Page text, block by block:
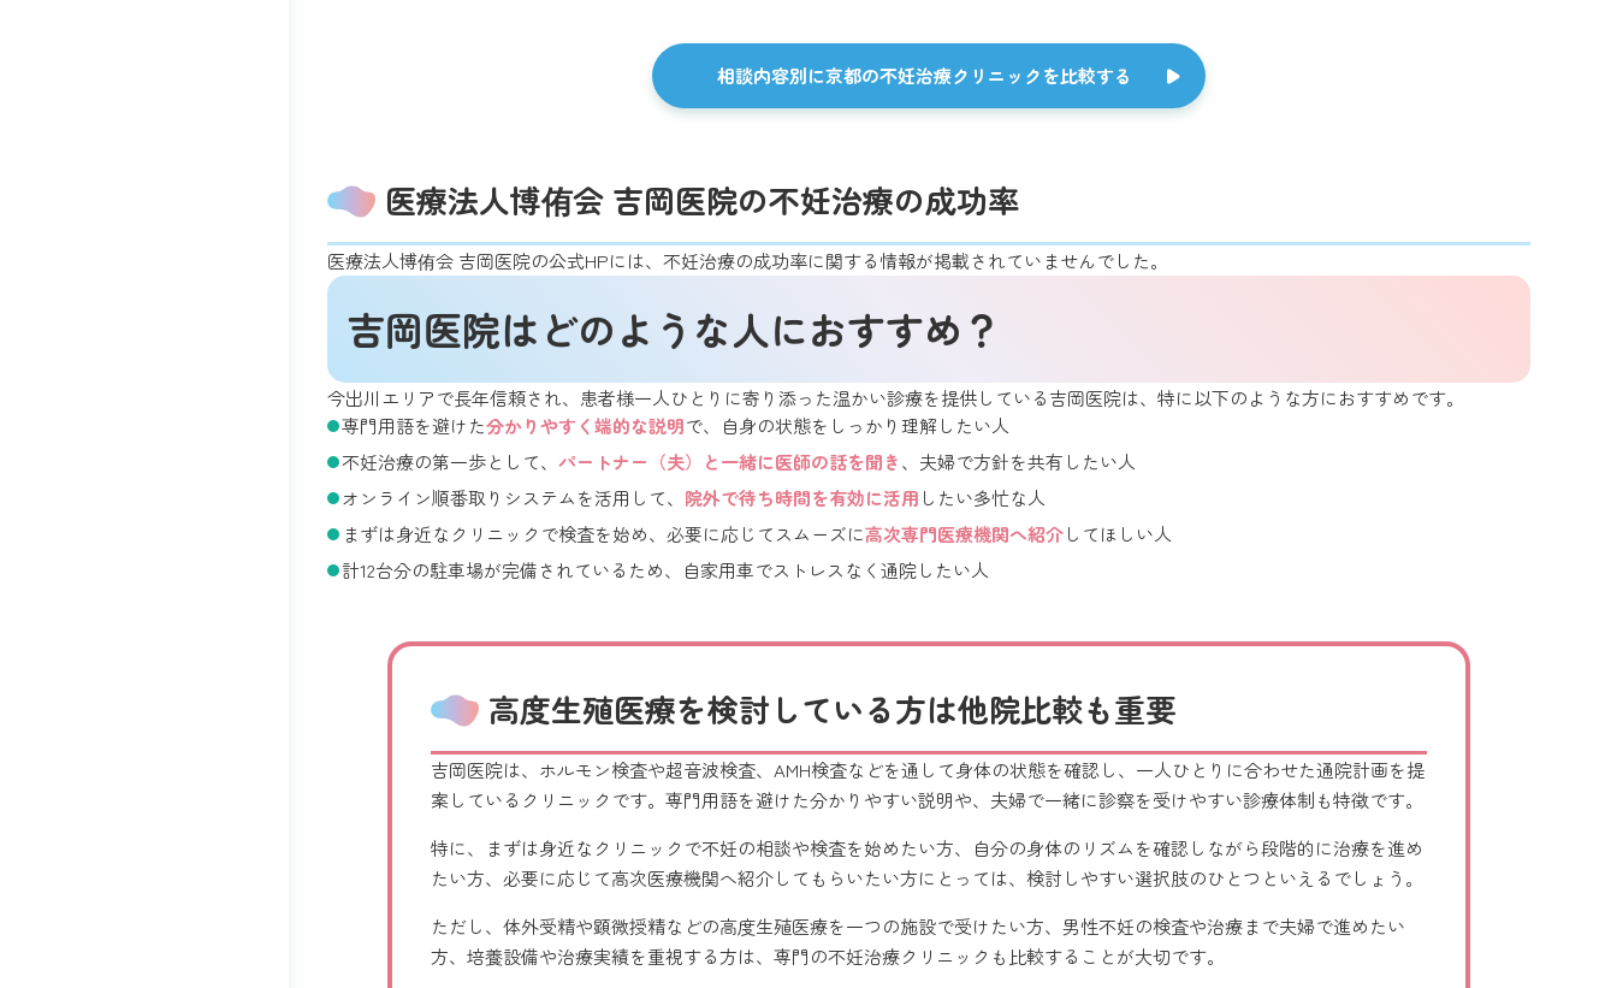
相談内容別に京都の不妊治療クリニックを比較する
医療法人博侑会 吉岡医院の不妊治療の成功率
医療法人博侑会 吉岡医院の公式HPには、不妊治療の成功率に関する情報が掲載されていませんでした。
吉岡医院はどのような人におすすめ？
今出川エリアで長年信頼され、患者様一人ひとりに寄り添った温かい診療を提供している吉岡医院は、特に以下のような方におすすめです。
専門用語を避けた分かりやすく端的な説明で、自身の状態をしっかり理解したい人
不妊治療の第一歩として、 パートナー（夫）と一緒に医師の話を聞き、夫婦で方針を共有したい人
オンライン順番取りシステムを活用して、 院外で待ち時間を有効に活用 したい多忙な人
まずは身近なクリニックで検査を始め、必要に応じてスムーズに高次専門医療機関へ紹介してほしい人
計12台分の駐車場が完備されているため、自家用車でストレスなく通院したい人
高度生殖医療を検討している方は他院比較も重要
吉岡医院は、ホルモン検査や超音波検査、AMH検査などを通して身体の状態を確認し、一人ひとりに合わせた通院計画を提
案しているクリニックです。専門用語を避けた分かりやすい説明や、夫婦で一緒に診察を受けやすい診療体制も特徴です。
特に、まずは身近なクリニックで不妊の相談や検査を始めたい方、自分の身体のリズムを確認しながら段階的に治療を進め
たい方、必要に応じて高次医療機関へ紹介してもらいたい方にとっては、検討しやすい選択肢のひとつといえるでしょう。
ただし、体外受精や顕微授精などの高度生殖医療を一つの施設で受けたい方、男性不妊の検査や治療まで夫婦で進めたい
方、培養設備や治療実績を重視する方は、専門の不妊治療クリニックも比較することが大切です。